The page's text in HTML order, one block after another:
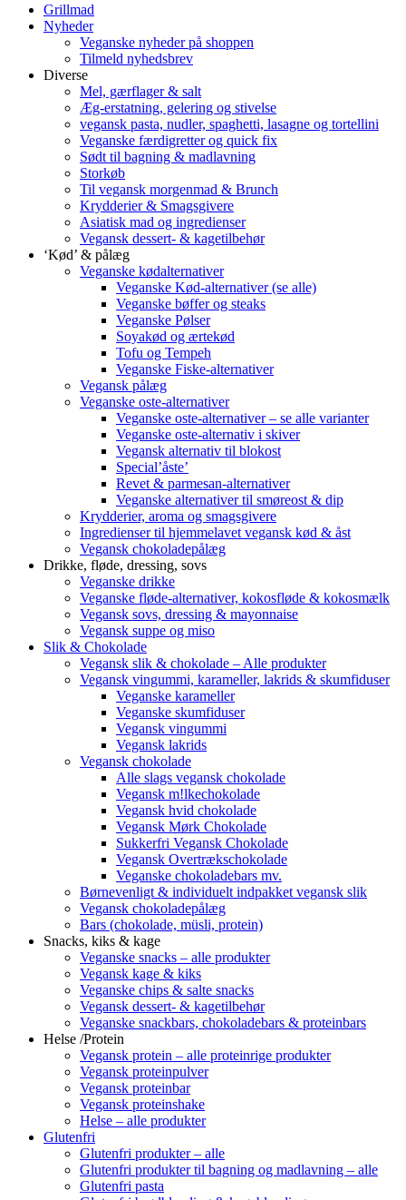
Grillmad
Nyheder
Veganske nyheder på shoppen
Tilmeld nyhedsbrev
Diverse
Mel, gærflager & salt
Æg-erstatning, gelering og stivelse
vegansk pasta, nudler, spaghetti, lasagne og tortellini
Veganske færdigretter og quick fix
Sødt til bagning & madlavning
Storkøb
Til vegansk morgenmad & Brunch
Krydderier & Smagsgivere
Asiatisk mad og ingredienser
Vegansk dessert- & kagetilbehør
‘Kød’ & pålæg
Veganske kødalternativer
Veganske Kød-alternativer (se alle)
Veganske bøffer og steaks
Veganske Pølser
Soyakød og ærtekød
Tofu og Tempeh
Veganske Fiske-alternativer
Vegansk pålæg
Veganske oste-alternativer
Veganske oste-alternativer – se alle varianter
Veganske oste-alternativ i skiver
Vegansk alternativ til blokost
Special’åste’
Revet & parmesan-alternativer
Veganske alternativer til smøreost & dip
Krydderier, aroma og smagsgivere
Ingredienser til hjemmelavet vegansk kød & åst
Vegansk chokoladepålæg
Drikke, fløde, dressing, sovs
Veganske drikke
Veganske fløde-alternativer, kokosfløde & kokosmælk
Vegansk sovs, dressing & mayonnaise
Vegansk suppe og miso
Slik & Chokolade
Vegansk slik & chokolade – Alle produkter
Vegansk vingummi, karameller, lakrids & skumfiduser
Veganske karameller
Veganske skumfiduser
Vegansk vingummi
Vegansk lakrids
Vegansk chokolade
Alle slags vegansk chokolade
Vegansk m!lkechokolade
Vegansk hvid chokolade
Vegansk Mørk Chokolade
Sukkerfri Vegansk Chokolade
Vegansk Overtrækschokolade
Veganske chokoladebars mv.
Børnevenligt & individuelt indpakket vegansk slik
Vegansk chokoladepålæg
Bars (chokolade, müsli, protein)
Snacks, kiks & kage
Veganske snacks – alle produkter
Vegansk kage & kiks
Veganske chips & salte snacks
Vegansk dessert- & kagetilbehør
Veganske snackbars, chokoladebars & proteinbars
Helse /Protein
Vegansk protein – alle proteinrige produkter
Vegansk proteinpulver
Vegansk proteinbar
Vegansk proteinshake
Helse – alle produkter
Glutenfri
Glutenfri produkter – alle
Glutenfri produkter til bagning og madlavning – alle
Glutenfri pasta